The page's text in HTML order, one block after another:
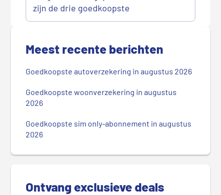
zijn de drie goedkoopste
d
Meest recente berichten
Goedkoopste autoverzekering in augustus 2026
Goedkoopste woonverzekering in augustus
2026
Goedkoopste sim only-abonnement in augustus
2026
Ontvang exclusieve deals